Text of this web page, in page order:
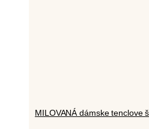
MILOVANÁ dámske tenclove